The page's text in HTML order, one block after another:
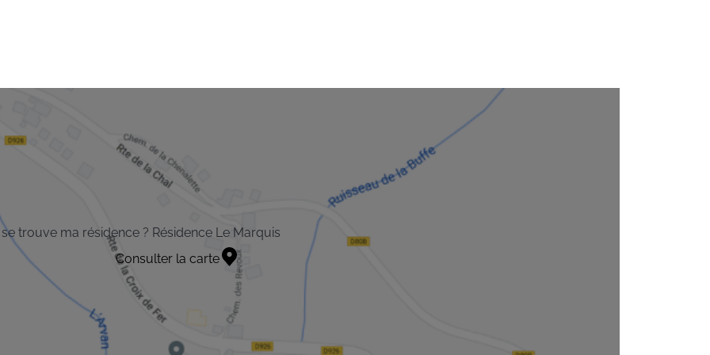
trouve ma résidence ? Résidence Le Marquis
Consulter la carte